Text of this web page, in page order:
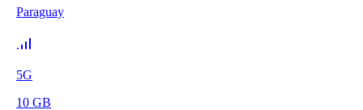
Paraguay
5G
10 GB